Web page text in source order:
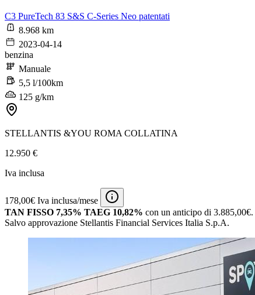
C3 PureTech 83 S&S C-Series Neo patentati
8.968 km
2023-04-14
benzina
Manuale
5,5 l/100km
125 g/km
STELLANTIS &YOU ROMA COLLATINA
12.950 €
Iva inclusa
178,00€ Iva inclusa/mese
TAN FISSO 7,35% TAEG 10,82% con un anticipo di 3.885,00€.
Salvo approvazione Stellantis Financial Services Italia S.p.A.